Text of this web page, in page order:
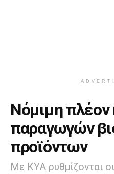
Νόμιμη πλέον
παραγωγών
προϊόντων
Με ΚΥΑ ρυθμίζονται